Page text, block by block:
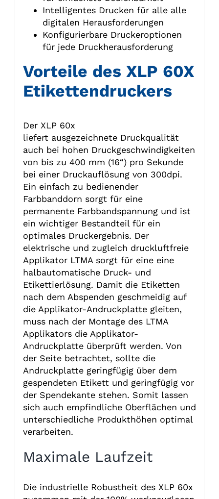
Intelligentes Drucken für alle alle
digitalen Herausforderungen
Konfigurierbare Druckeroptionen
für jede Druckherausforderung
Vorteile des XLP 60X
Etikettendruckers
Der XLP 60x
liefert ausgezeichnete Druckqualität
auch bei hohen Druckgeschwindigkeiten
von bis zu 400 mm (16“) pro Sekunde
bei einer Druckauflösung von 300dpi.
Ein einfach zu bedienender
Farbbanddorn sorgt für eine
permanente Farbbandspannung und ist
ein wichtiger Bestandteil für ein
optimales Druckergebnis. Der
elektrische und zugleich druckluftfreie
Applikator LTMA sorgt für eine eine
halbautomatische Druck- und
Etikettierlösung. Damit die Etiketten
nach dem Abspenden geschmeidig auf
die Applikator-Andruckplatte gleiten,
muss nach der Montage des LTMA
Applikators die Applikator-
Andruckplatte überprüft werden. Von
der Seite betrachtet, sollte die
Andruckplatte geringfügig über dem
gespendeten Etikett und geringfügig vor
der Spendekante stehen. Somit lassen
sich auch empfindliche Oberflächen und
unterschiedliche Produkthöhen optimal
verarbeiten.
Maximale Laufzeit
Die industrielle Robustheit des XLP 60x